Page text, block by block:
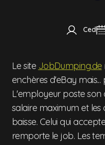
Ced
Le site JobDumping.de
enchères d'eBay
L'employeur poste
salaire maximum et les
baisse. Celui qui
remporte le job. Les